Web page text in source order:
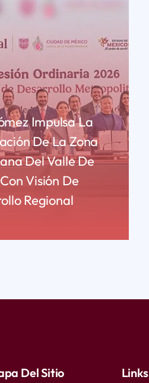
Impulsa La
De La Zona
Del Valle De
Visión De
Regional
Del Sitio Links